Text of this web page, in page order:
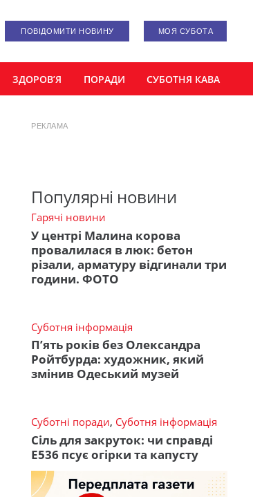
ПОВІДОМИТИ НОВИНУ МОЯ СУБОТА
ЗДОРОВ’Я ПОРАДИ СУБОТНЯ КАВА
РЕКЛАМА
Популярні новини
Гарячі новини
У центрі Малина корова
провалилася в люк: бетон
різали, арматуру відгинали три
години. ФОТО
Суботня інформація
П’ять років без Олександра
Ройтбурда: художник, який
змінив Одеський музей
Суботні поради, Суботня інформація
Сіль для закруток: чи справді
Е536 псує огірки та капусту